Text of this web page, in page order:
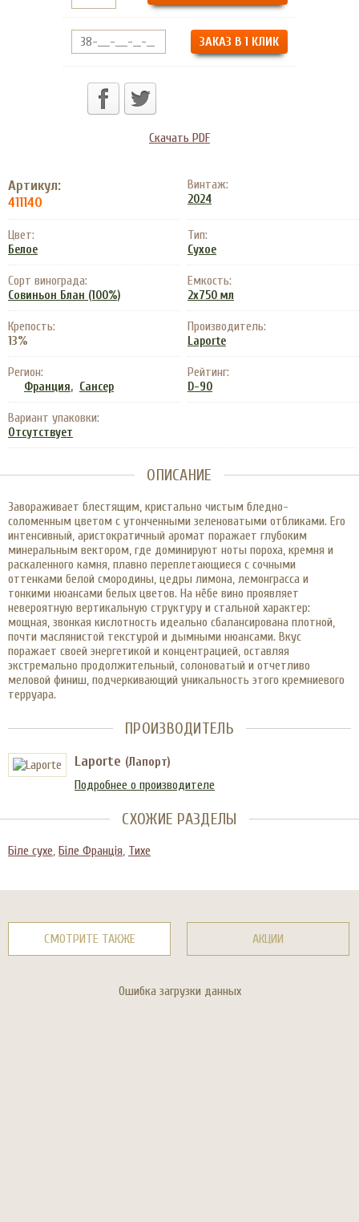
ЗАКАЗ В 1 КЛИК
Скачать PDF
Артикул:
411140
Винтаж:
2024
Цвет:
Белое
Тип:
Сухое
Сорт винограда:
Совиньон Блан (100%)
Емкость:
2х750 мл
Крепость:
13%
Производитель:
Laporte
Регион:
Франция, Сансер
Рейтинг:
D-90
Вариант упаковки:
Отсутствует
ОПИСАНИЕ
Завораживает блестящим, кристально чистым бледно-
соломенным цветом с утонченными зеленоватыми отбликами. Его
интенсивный, аристократичный аромат поражает глубоким
минеральным вектором, где доминируют ноты пороха, кремня и
раскаленного камня, плавно переплетающиеся с сочными
оттенками белой смородины, цедры лимона, лемонграсса и
тонкими нюансами белых цветов. На нёбе вино проявляет
невероятную вертикальную структуру и стальной характер:
мощная, звонкая кислотность идеально сбалансирована плотной,
почти маслянистой текстурой и дымными нюансами. Вкус
поражает своей энергетикой и концентрацией, оставляя
экстремально продолжительный, солоноватый и отчетливо
меловой финиш, подчеркивающий уникальность этого кремниевого
терруара.
ПРОИЗВОДИТЕЛЬ
Laporte (Лапорт)
Подробнее о производителе
СХОЖИЕ РАЗДЕЛЫ
Біле сухе, Біле Франція, Тихе
СМОТРИТЕ ТАКЖЕ АКЦИИ
Ошибка загрузки данных